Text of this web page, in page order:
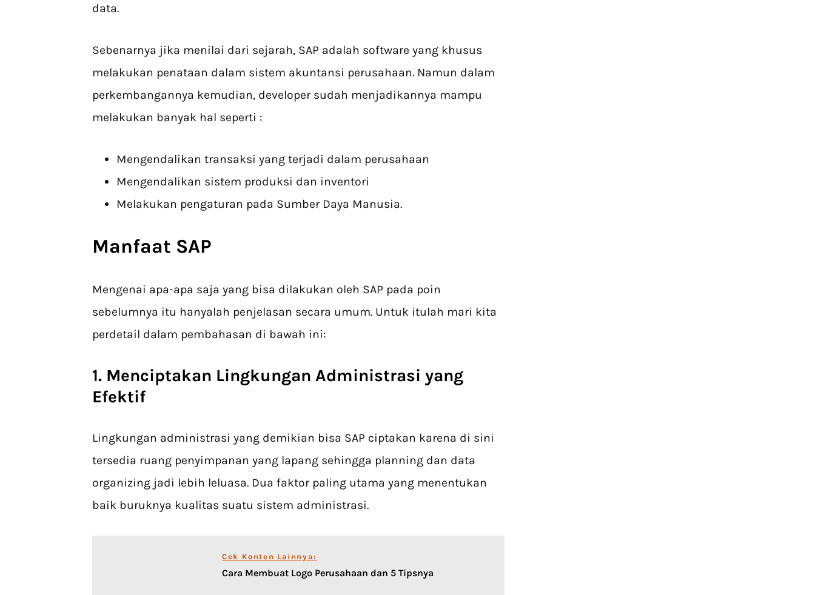
data.
Sebenarnya jika menilai dari sejarah, SAP adalah software yang khusus
melakukan penataan dalam sistem akuntansi perusahaan. Namun dalam
perkembangannya kemudian, developer sudah menjadikannya mampu
melakukan banyak hal seperti :
Mengendalikan transaksi yang terjadi dalam perusahaan
Mengendalikan sistem produksi dan inventori
Melakukan pengaturan pada Sumber Daya Manusia.
Manfaat SAP
Mengenai apa-apa saja yang bisa dilakukan oleh SAP pada poin
sebelumnya itu hanyalah penjelasan secara umum. Untuk itulah mari kita
perdetail dalam pembahasan di bawah ini:
1. Menciptakan Lingkungan Administrasi yang
Efektif
Lingkungan administrasi yang demikian bisa SAP ciptakan karena di sini
tersedia ruang penyimpanan yang lapang sehingga planning dan data
organizing jadi lebih leluasa. Dua faktor paling utama yang menentukan
baik buruknya kualitas suatu sistem administrasi.
Cek Konten Lainnya:
Cara Membuat Logo Perusahaan dan 5 Tipsnya